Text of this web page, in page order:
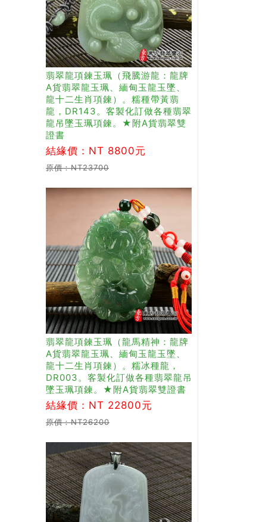
翡翠龍項鍊玉珮（飛騰游龍：龍牌
A貨翡翠龍玉珮、緬甸玉龍玉墜、
龍十二生肖項鍊）。糯種帶黃翡
龍，DR143。客製化訂做各種翡翠
龍吊墜玉珮項鍊。★附A貨翡翠雙
證書
結緣價：NT 8800元
原價：NT23700
翡翠龍項鍊玉珮（龍馬精神：龍牌
A貨翡翠龍玉珮、緬甸玉龍玉墜、
龍十二生肖項鍊）。糯冰種龍，
DR003。客製化訂做各種翡翠龍吊
墜玉珮項鍊。★附A貨翡翠雙證書
結緣價：NT 22800元
原價：NT26200